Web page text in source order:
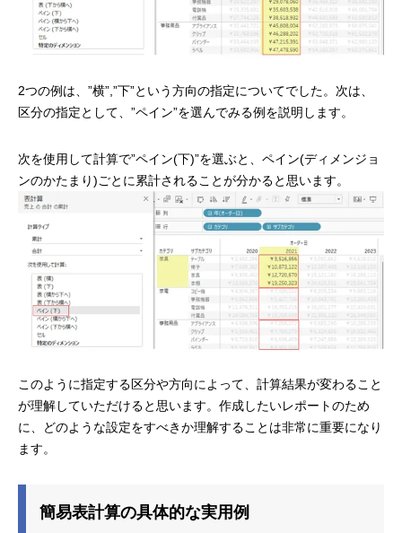
2つの例は、”横”,”下”という方向の指定についてでした。次は、
区分の指定として、”ペイン”を選んでみる例を説明します。
次を使用して計算で”ペイン(下)”を選ぶと、ペイン(ディメンジョ
ンのかたまり)ごとに累計されることが分かると思います。
このように指定する区分や方向によって、計算結果が変わること
が理解していただけると思います。作成したいレポートのため
に、どのような設定をすべきか理解することは非常に重要になり
ます。
簡易表計算の具体的な実用例